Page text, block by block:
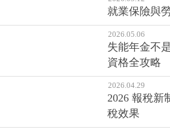
就業保險與
2026.05.06
失能年金不
資格全攻略
2026.04.29
2026 報稅新
稅效果